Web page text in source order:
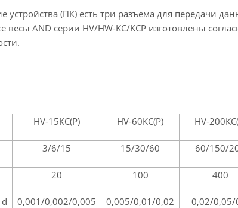
(ПК) есть три разъема для передачи
AND серии HV/HW-KC/KCP изготовлены
HV-15КС(Р) HV-60КС(Р) HV-
3/6/15 15/30/60 60/150/
20 100 400
0,001/0,002/0,005 0,005/0,01/0,02 0,02/0,05/